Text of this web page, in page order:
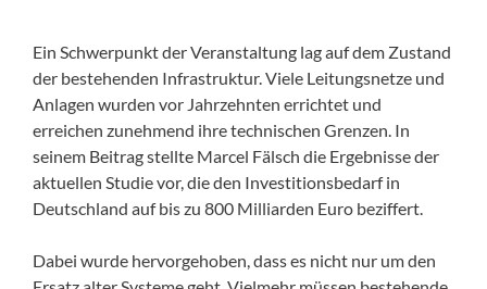
Ein Schwerpunkt der Veranstaltung lag auf dem Zustand
der bestehenden Infrastruktur. Viele Leitungsnetze und
Anlagen wurden vor Jahrzehnten errichtet und
erreichen zunehmend ihre technischen Grenzen. In
seinem Beitrag stellte Marcel Fälsch die Ergebnisse der
aktuellen Studie vor, die den Investitionsbedarf in
Deutschland auf bis zu 800 Milliarden Euro beziffert.
Dabei wurde hervorgehoben, dass es nicht nur um den